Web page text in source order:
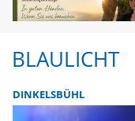
BLAULICHT
DINKELSBÜHL